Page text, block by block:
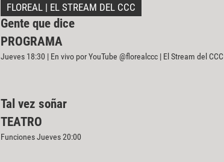
FLOREAL | EL STREAM DEL CCC
Gente que dice
PROGRAMA
Jueves 18:30 | En vivo por YouTube @florealccc | El Stream del CCC
Tal vez soñar
TEATRO
Funciones Jueves 20:00